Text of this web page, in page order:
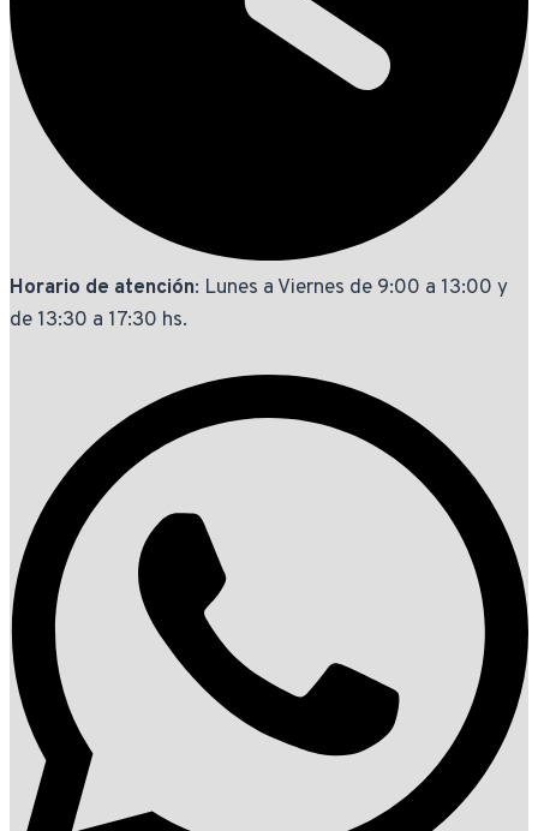
Horario de atención: Lunes a Viernes de 9:00 a 13:00 y
de 13:30 a 17:30 hs.